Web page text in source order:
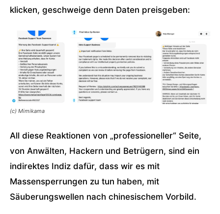
klicken, geschweige denn Daten preisgeben:
(c) Mimikama
All diese Reaktionen von „professioneller“ Seite,
von Anwälten, Hackern und Betrügern, sind ein
indirektes Indiz dafür, dass wir es mit
Massensperrungen zu tun haben, mit
Säuberungswellen nach chinesischem Vorbild.